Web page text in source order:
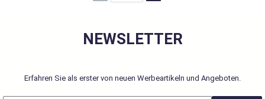
NEWSLETTER
Erfahren Sie als erster von neuen Werbeartikeln und Angeboten.